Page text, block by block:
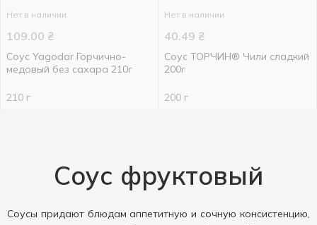
Нет в наличии
109.00 ₴
Соус Yagodar Горчично-
медовый без сахара 210г
210 г
Нет в наличии
40.49 ₴
Соус ТОРЧИН® Чили сладкий
200г
200 г
Соус фруктовый
Соусы придают блюдам аппетитную и сочную консистенцию,